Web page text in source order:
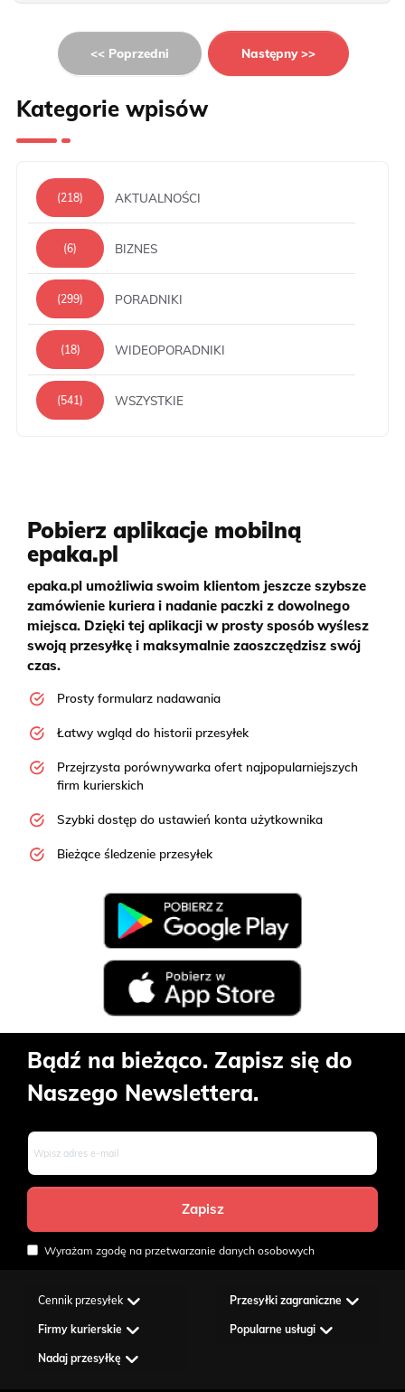
<< Poprzedni Następny >>
Kategorie wpisów
(218) AKTUALNOŚCI
(6) BIZNES
(299) PORADNIKI
(18) WIDEOPORADNIKI
(541) WSZYSTKIE
Pobierz aplikacje mobilną
epaka.pl
epaka.pl umożliwia swoim klientom jeszcze szybsze
zamówienie kuriera i nadanie paczki z dowolnego
miejsca. Dzięki tej aplikacji w prosty sposób wyślesz
swoją przesyłkę i maksymalnie zaoszczędzisz swój
czas.
Prosty formularz nadawania
Łatwy wgląd do historii przesyłek
Przejrzysta porównywarka ofert najpopularniejszych
firm kurierskich
Szybki dostęp do ustawień konta użytkownika
Bieżące śledzenie przesyłek
Bądź na bieżąco. Zapisz się do
Naszego Newslettera.
Wyrażam zgodę na przetwarzanie danych osobowych
Cennik przesyłek Przesyłki zagraniczne
Firmy kurierskie Popularne usługi
Nadaj przesyłkę